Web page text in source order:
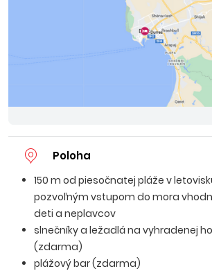
Poloha
150 m od piesočnatej pláže v
pozvoľným vstupom do mora
deti a neplavcov
slnečníky a ležadlá na vyhradenej
(zdarma)
plážový bar (zdarma)